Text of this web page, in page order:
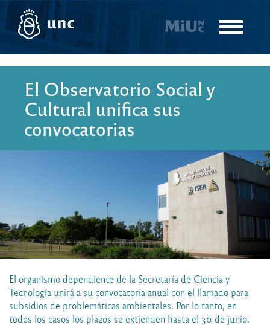
Pasar
contenido
Toggle
El Observatorio Social y
Cultural unifica sus
convocatorias
El organismo dependiente de la Secretaría de Ciencia y
Tecnología unirá a su convocatoria anual con el llamado para
subsidios de problemáticas ambientales. Por lo tanto, en
todos los casos los plazos se extienden hasta el 30 de junio.